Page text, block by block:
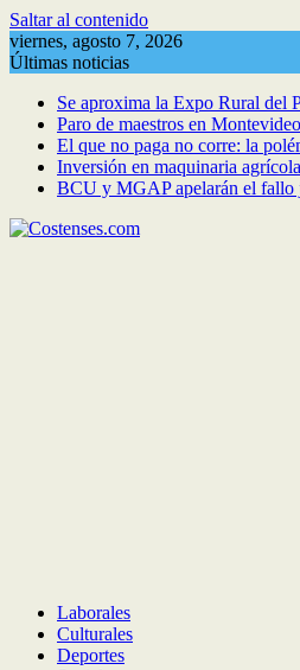
Saltar al contenido
viernes, agosto 7, 2026
Últimas noticias
Se aproxima la Expo Rural del
Paro de maestros en
El que no paga no corre: la
Inversión en maquinaria
BCU y MGAP apelarán el fallo
Laborales
Culturales
Deportes